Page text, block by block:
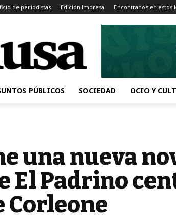
de periodistas Edición Impresa Encontranos en estos
PÚBLICOS SOCIEDAD OCIO Y
una nueva
El Padrino
Corleone